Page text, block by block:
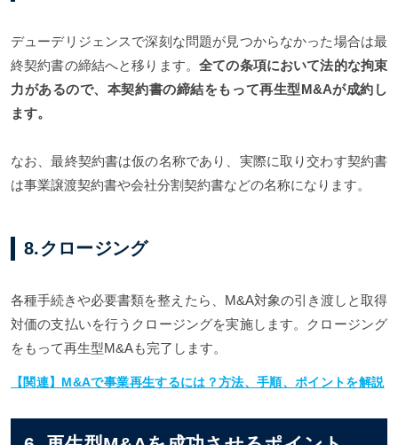
デューデリジェンスで深刻な問題が見つからなかった場合は最
終契約書の締結へと移ります。全ての条項において法的な拘束
力があるので、本契約書の締結をもって再生型M&Aが成約し
ます。
なお、最終契約書は仮の名称であり、実際に取り交わす契約書
は​​事業譲渡契約書や会社分割契約書などの名称になります。
8.クロージング
各種手続きや必要書類を整えたら、M&A対象の引き渡しと取得
対価の支払いを行うクロージングを実施します。クロージング
をもって再生型M&Aも完了します。
【関連】M&Aで事業再生するには？方法、手順、ポイントを解説